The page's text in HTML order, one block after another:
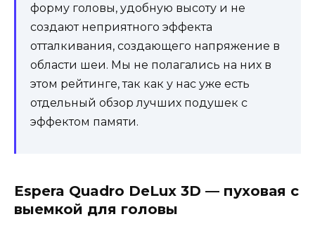
форму головы, удобную высоту и не
создают неприятного эффекта
отталкивания, создающего напряжение в
области шеи. Мы не полагались на них в
этом рейтинге, так как у нас уже есть
отдельный обзор лучших подушек с
эффектом памяти.
Espera Quadro DeLux 3D — пуховая с
выемкой для головы